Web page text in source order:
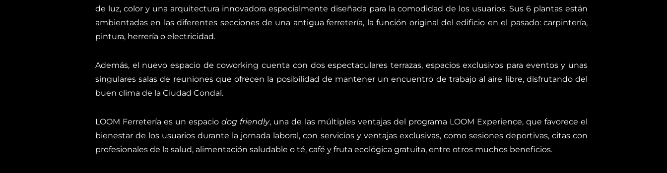
de luz, color y una arquitectura innovadora especialmente diseñada para la comodidad de los usuarios. Sus 6 plantas están
ambientadas en las diferentes secciones de una antigua ferretería, la función original del edificio en el pasado: carpintería,
pintura, herrería o electricidad.
Además, el nuevo espacio de coworking cuenta con dos espectaculares terrazas, espacios exclusivos para eventos y unas
singulares salas de reuniones que ofrecen la posibilidad de mantener un encuentro de trabajo al aire libre, disfrutando del
buen clima de la Ciudad Condal.
LOOM Ferretería es un espaciodog friendly, una de las múltiples ventajas del programa LOOM Experience, que favorece el
bienestar de los usuarios durante la jornada laboral, con servicios y ventajas exclusivas, como sesiones deportivas, citas con
profesionales de la salud, alimentación saludable o té, café y fruta ecológica gratuita, entre otros muchos beneficios.